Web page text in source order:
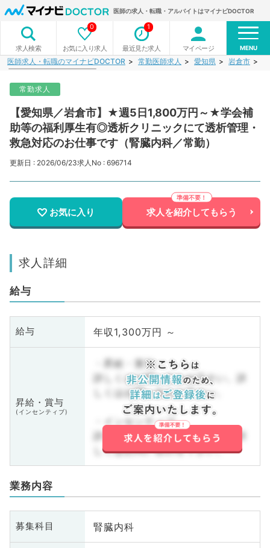
医師の求人・転職・アルバイトはマイナビDOCTOR
求人検索 お気に入り求人
0
最近見た求人
1
マイページ MENU
医師求人・転職のマイナビDOCTOR 常勤医師求人 愛知県 岩倉市
常勤求人
【愛知県／岩倉市】★週5日1,800万円～★学会補
助等の福利厚生有◎透析クリニックにて透析管理・
救急対応のお仕事です（腎臓内科／常勤）
更新日 : 2026/06/23求人No : 696714
お気に入り 求人を紹介してもらう
求人詳細
給与
給与 年収1,300万円 ～
昇給・賞与
(インセンティブ)
・昇給・賞与
詳しくはお問い合わせ下さい。詳
しくはお問い合わせ下さい。
・インセンティブ
詳しくはお問い合わせ下さい。詳
しくはお問い合わせ下さい。
業務内容
募集科目 腎臓内科